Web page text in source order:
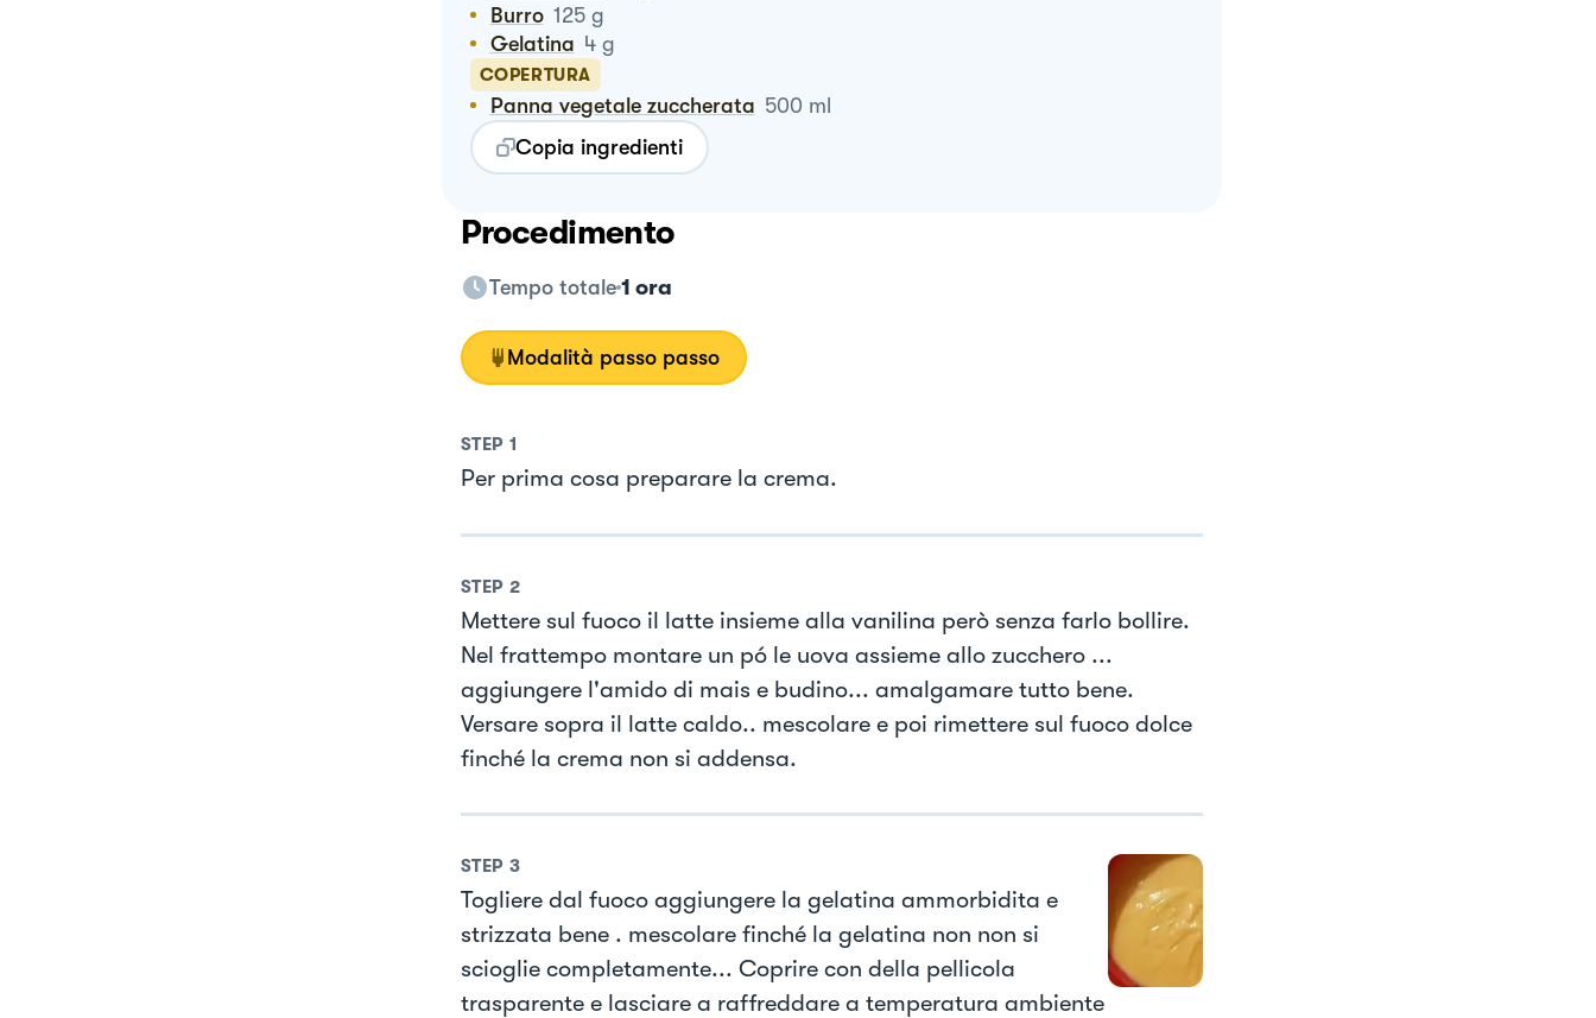
Burro 125 g
Gelatina 4 g
COPERTURA
Panna vegetale zuccherata 500 ml
Copia ingredienti
Procedimento
Tempo totale 1 ora
Modalità passo passo
STEP 1
Per prima cosa preparare la crema.
STEP 2
Mettere sul fuoco il latte insieme alla vanilina però senza farlo bollire.
Nel frattempo montare un pó le uova assieme allo zucchero ...
aggiungere l'amido di mais e budino... amalgamare tutto bene.
Versare sopra il latte caldo.. mescolare e poi rimettere sul fuoco dolce
finché la crema non si addensa.
STEP 3
Togliere dal fuoco aggiungere la gelatina ammorbidita e
strizzata bene . mescolare finché la gelatina non non si
scioglie completamente... Coprire con della pellicola
trasparente e lasciare a raffreddare a temperatura ambiente